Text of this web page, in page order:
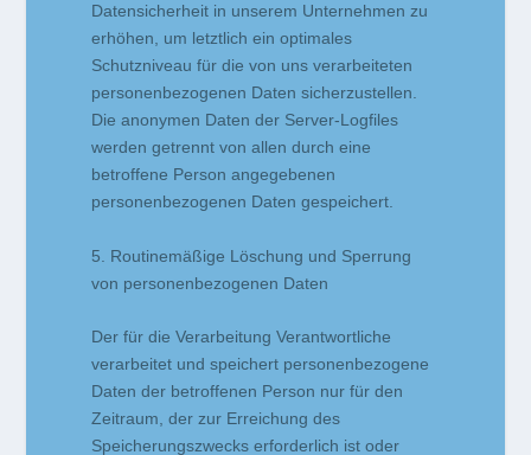
Datensicherheit in unserem Unternehmen zu
erhöhen, um letztlich ein optimales
Schutzniveau für die von uns verarbeiteten
personenbezogenen Daten sicherzustellen.
Die anonymen Daten der Server-Logfiles
werden getrennt von allen durch eine
betroffene Person angegebenen
personenbezogenen Daten gespeichert.
5. Routinemäßige Löschung und Sperrung
von personenbezogenen Daten
Der für die Verarbeitung Verantwortliche
verarbeitet und speichert personenbezogene
Daten der betroffenen Person nur für den
Zeitraum, der zur Erreichung des
Speicherungszwecks erforderlich ist oder